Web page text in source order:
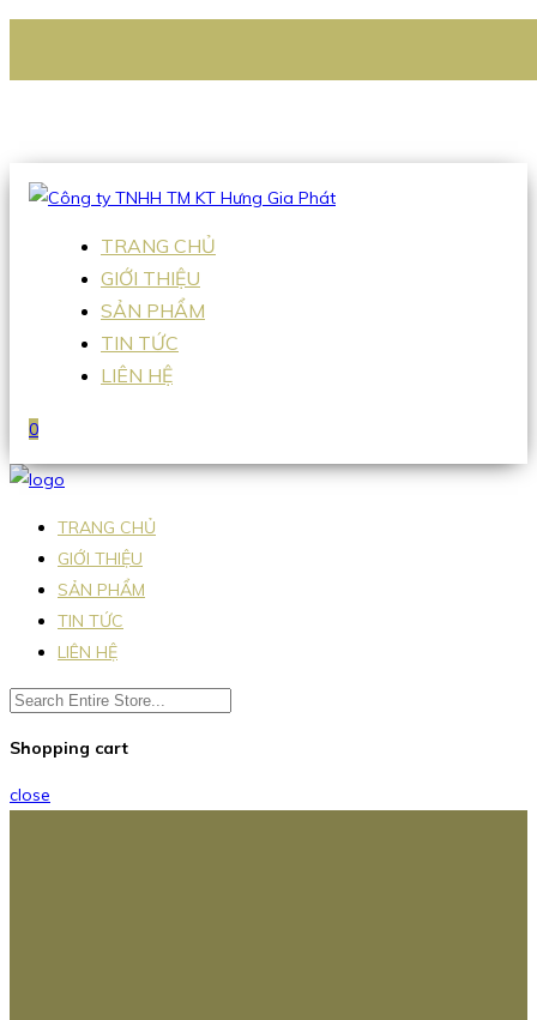
Hotline:0938 336 079
TRANG CHỦ
GIỚI THIỆU
SẢN PHẨM
TIN TỨC
LIÊN HỆ
0
TRANG CHỦ
GIỚI THIỆU
SẢN PHẨM
TIN TỨC
LIÊN HỆ
Shopping cart
close